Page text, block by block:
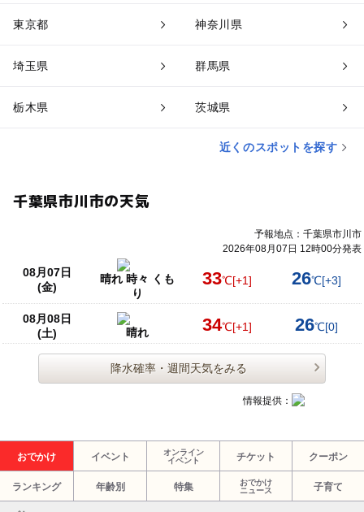
東京都 神奈川県
埼玉県 群馬県
栃木県 茨城県
近くのスポットを探す
千葉県市川市の天気
予報地点：千葉県市川市
2026年08月07日 12時00分発表
08月07日
(金)
晴れ 時々 くも
り
33℃[+1] 26℃[+3]
08月08日
(土)
晴れ 34℃[+1] 26℃[0]
降水確率・週間天気をみる
情報提供：
おでかけ イベント
オンライン
イベント
チケット クーポン
ランキング 年齢別 特集
おでかけ
ニュース
子育て